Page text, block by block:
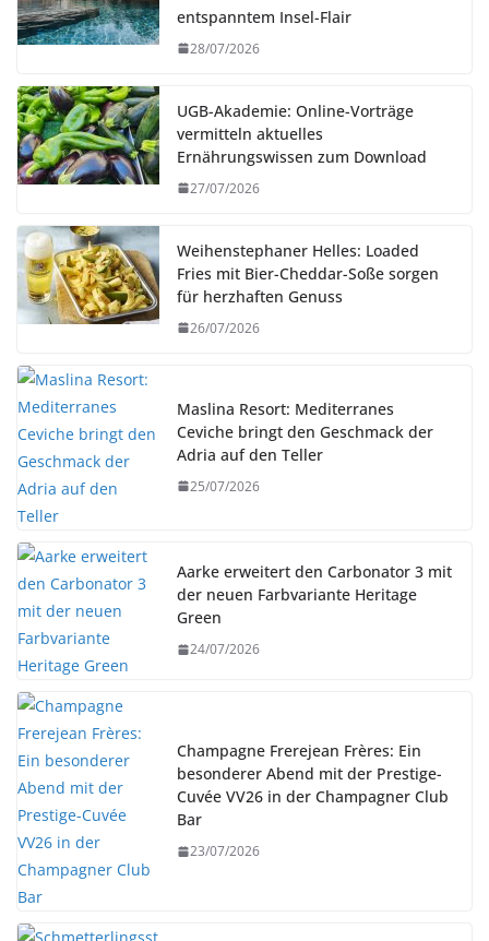
entspanntem Insel-Flair
28/07/2026
UGB-Akademie: Online-Vorträge
vermitteln aktuelles
Ernährungswissen zum Download
27/07/2026
Weihenstephaner Helles: Loaded
Fries mit Bier-Cheddar-Soße sorgen
für herzhaften Genuss
26/07/2026
Maslina Resort: Mediterranes
Ceviche bringt den Geschmack der
Adria auf den Teller
25/07/2026
Aarke erweitert den Carbonator 3 mit
der neuen Farbvariante Heritage
Green
24/07/2026
Champagne Frerejean Frères: Ein
besonderer Abend mit der Prestige-
Cuvée VV26 in der Champagner Club
Bar
23/07/2026